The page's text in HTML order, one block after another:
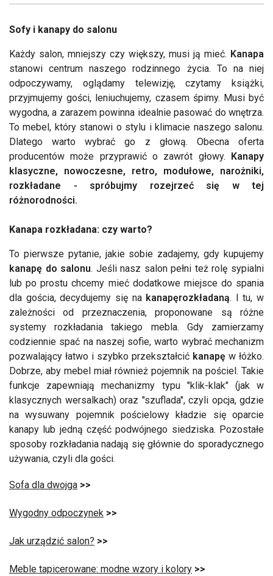
Sofy i kanapy do salonu
Każdy salon, mniejszy czy większy, musi ją mieć. Kanapa
stanowi centrum naszego rodzinnego życia. To na niej
odpoczywamy, oglądamy telewizję, czytamy książki,
przyjmujemy gości, leniuchujemy, czasem śpimy. Musi być
wygodna, a zarazem powinna idealnie pasować do wnętrza.
To mebel, który stanowi o stylu i klimacie naszego salonu.
Dlatego warto wybrać go z głową. Obecna oferta
producentów może przyprawić o zawrót głowy.
Kanapy
klasyczne, nowoczesne, retro, modułowe, narożniki,
rozkładane - spróbujmy rozejrzeć się w tej
różnorodności.
Kanapa rozkładana: czy warto?
To pierwsze pytanie, jakie sobie zadajemy, gdy kupujemy
kanapę do salonu. Jeśli nasz salon pełni też rolę sypialni
lub po prostu chcemy mieć dodatkowe miejsce do spania
dla gościa, decydujemy się na kanapęrozkładaną. I tu, w
zależności od przeznaczenia, proponowane są różne
systemy rozkładania takiego mebla. Gdy zamierzamy
codziennie spać na naszej sofie, warto wybrać mechanizm
pozwalający łatwo i szybko przekształcić kanapę w łóżko.
Dobrze, aby mebel miał również pojemnik na pościel. Takie
funkcje zapewniają mechanizmy typu "klik-klak" (jak w
klasycznych wersalkach) oraz "szuflada", czyli opcja, gdzie
na wysuwany pojemnik pościelowy kładzie się oparcie
kanapy lub jedną część podwójnego siedziska. Pozostałe
sposoby rozkładania nadają się głównie do sporadycznego
używania, czyli dla gości.
Sofa dla dwojga >>
Wygodny odpoczynek >>
Jak urządzić salon? >>
Meble tapicerowane: modne wzory i kolory >>